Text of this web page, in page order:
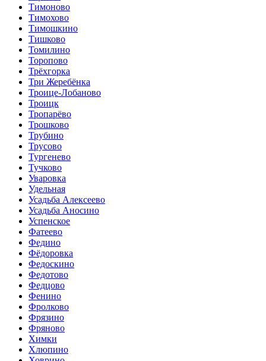
Тимоново
Тимохово
Тимошкино
Тишково
Томилино
Торопово
Трёхгорка
Три Жеребёнка
Троице-Лобаново
Троицк
Тропарёво
Трошково
Трубино
Трусово
Тургенево
Тучково
Уваровка
Удельная
Усадьба Алексеево
Усадьба Аносино
Успенское
Фатеево
Федино
Фёдоровка
Федоскино
Федотово
Федцово
Фенино
Фролково
Фрязино
Фряново
Химки
Хлюпино